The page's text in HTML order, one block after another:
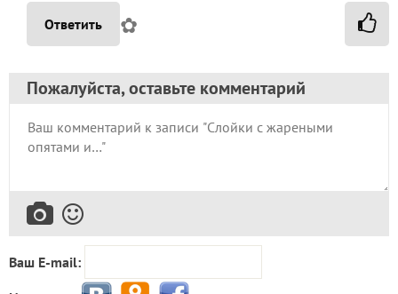
Ответить ✿
Пожалуйста, оставьте комментарий
Ваш E-mail: